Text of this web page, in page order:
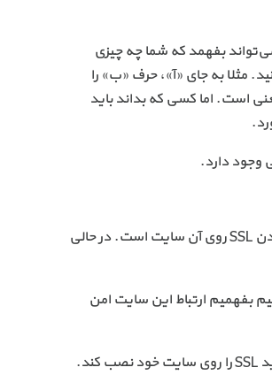
بفهمد که شما چه چیزی
مثلا به جای «آ»، حرف «ب» را
است. اما کسی که بداند باید
خیلی ساده، زمانی که وارد یک سایت می‌شوید که در ابتدای نشانی آن https دارد، نشان از نصب بودن SSL روی آن سایت است. در حالی
بفهمیم ارتباط این سایت امن
برای کار کردن با SSL یک سایت نیازی نیست کار خاصی انجام دهیم. بلکه این مدیر سایت است که باید SSL را روی سایت خود نصب کند.